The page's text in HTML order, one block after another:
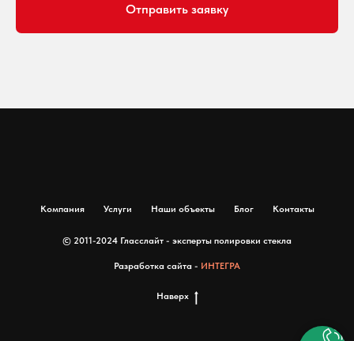
Отправить заявку
Компания Услуги Наши объекты Блог Контакты
© 2011-2024 Гласслайт - эксперты полировки стекла
Разработка сайта - ИНТЕГРА
Наверх